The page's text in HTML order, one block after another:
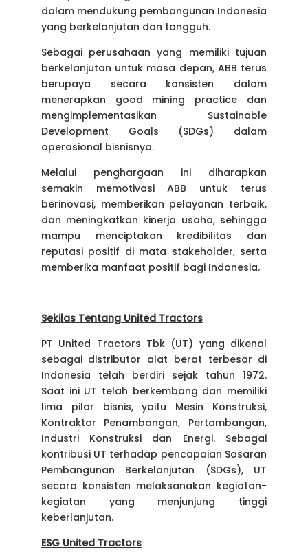
dalam mendukung pembangunan Indonesia
yang berkelanjutan dan tangguh.
Sebagai perusahaan yang memiliki tujuan
berkelanjutan untuk masa depan, ABB terus
berupaya secara konsisten dalam
menerapkan good mining practice dan
mengimplementasikan Sustainable
Development Goals (SDGs) dalam
operasional bisnisnya.
Melalui penghargaan ini diharapkan
semakin memotivasi ABB untuk terus
berinovasi, memberikan pelayanan terbaik,
dan meningkatkan kinerja usaha, sehingga
mampu menciptakan kredibilitas dan
reputasi positif di mata stakeholder, serta
memberika manfaat positif bagi Indonesia.
Sekilas Tentang United Tractors
PT United Tractors Tbk (UT) yang dikenal
sebagai distributor alat berat terbesar di
Indonesia telah berdiri sejak tahun 1972.
Saat ini UT telah berkembang dan memiliki
lima pilar bisnis, yaitu Mesin Konstruksi,
Kontraktor Penambangan, Pertambangan,
Industri Konstruksi dan Energi. Sebagai
kontribusi UT terhadap pencapaian Sasaran
Pembangunan Berkelanjutan (SDGs), UT
secara konsisten melaksanakan kegiatan-
kegiatan yang menjunjung tinggi
keberlanjutan.
ESG United Tractors